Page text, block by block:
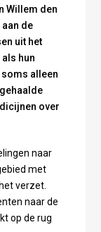
Willem den
de
uit het
hun
alleen
over
naar
met
verzet.
naar de
op de rug